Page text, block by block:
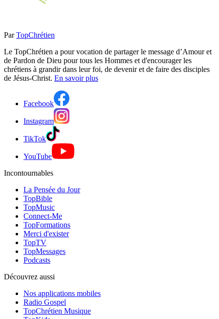
Par TopChrétien
Le TopChrétien a pour vocation de partager le message d’Amour et
de Pardon de Dieu pour tous les Hommes et d'encourager les
chrétiens à grandir dans leur foi, de devenir et de faire des disciples
de Jésus-Christ. En savoir plus
Facebook
Instagram
TikTok
YouTube
Incontournables
La Pensée du Jour
TopBible
TopMusic
Connect-Me
TopFormations
Merci d'exister
TopTV
TopMessages
Podcasts
Découvrez aussi
Nos applications mobiles
Radio Gospel
TopChrétien Musique